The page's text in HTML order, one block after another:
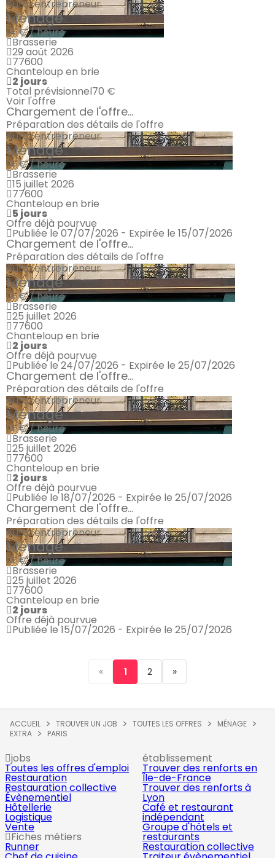
Auto-entrepreneur
Ménage
14 € / heure
Brasserie
29 août 2026
77600
Chanteloup en brie
2 jours
Total prévisionnel70 €
Voir l'offre
Chargement de l'offre...
Préparation des détails de l'offre
Auto-entrepreneur
Ménage
14 € / heure
Brasserie
15 juillet 2026
77600
Chanteloup en brie
5 jours
Offre déjà pourvue
Publiée le 07/07/2026 - Expirée le 15/07/2026
Chargement de l'offre...
Préparation des détails de l'offre
Auto-entrepreneur
Ménage
14 € / heure
Brasserie
25 juillet 2026
77600
Chanteloup en brie
2 jours
Offre déjà pourvue
Publiée le 24/07/2026 - Expirée le 25/07/2026
Chargement de l'offre...
Préparation des détails de l'offre
Auto-entrepreneur
Ménage
14 € / heure
Brasserie
25 juillet 2026
77600
Chanteloup en brie
2 jours
Offre déjà pourvue
Publiée le 18/07/2026 - Expirée le 25/07/2026
Chargement de l'offre...
Préparation des détails de l'offre
Auto-entrepreneur
Ménage
14 € / heure
Brasserie
25 juillet 2026
77600
Chanteloup en brie
2 jours
Offre déjà pourvue
Publiée le 15/07/2026 - Expirée le 25/07/2026
« 1 2 »
ACCUEIL TROUVER UN JOB TOUTES LES OFFRES
MÉNAGE
EXTRA
PARIS
jobs
Toutes les offres d'emploi
Restauration
Restauration collective
Évènementiel
Hôtellerie
Logistique
Vente
Fiches métiers
Runner
établissement
Trouver des renforts en
Île-de-France
Trouver des renforts à
Lyon
Café et restaurant
indépendant
Groupe d'hôtels et
restaurants
Restauration collective